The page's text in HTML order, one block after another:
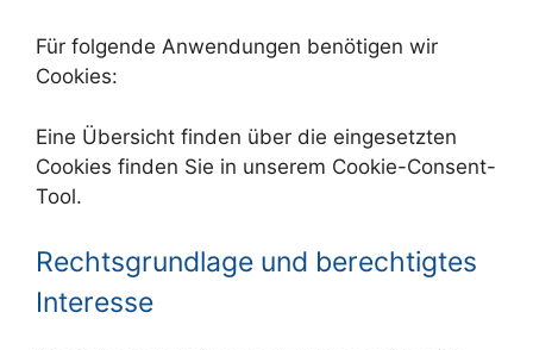
Für folgende Anwendungen benötigen wir
Cookies:
Eine Übersicht finden über die eingesetzten
Cookies finden Sie in unserem Cookie-Consent-
Tool.
Rechtsgrundlage und berechtigtes
Interesse